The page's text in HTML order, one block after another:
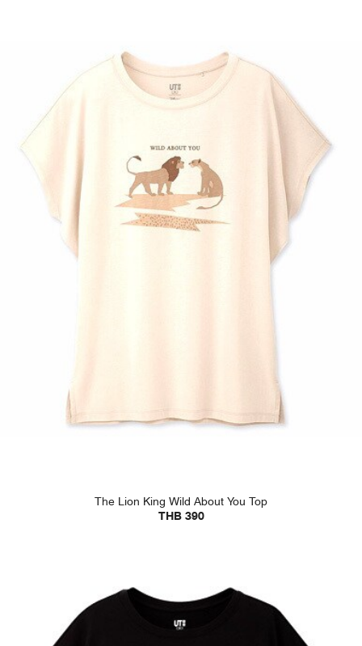
The Lion King Wild About You Top
THB 390